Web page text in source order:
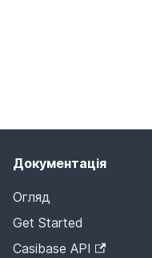
Документація
Огляд
Get Started
Casibase API